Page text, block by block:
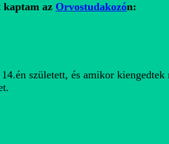
kaptam az Orvostudakozón:
született, és amikor